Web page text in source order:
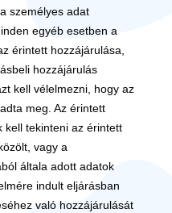
személyes adat
egyéb esetben a
érintett hozzájárulása,
hozzájárulás
kell vélelmezni, hogy az
meg. Az érintett
kell tekinteni az érintett
vagy a
általa adott adatok
indult eljárásban
való hozzájárulását